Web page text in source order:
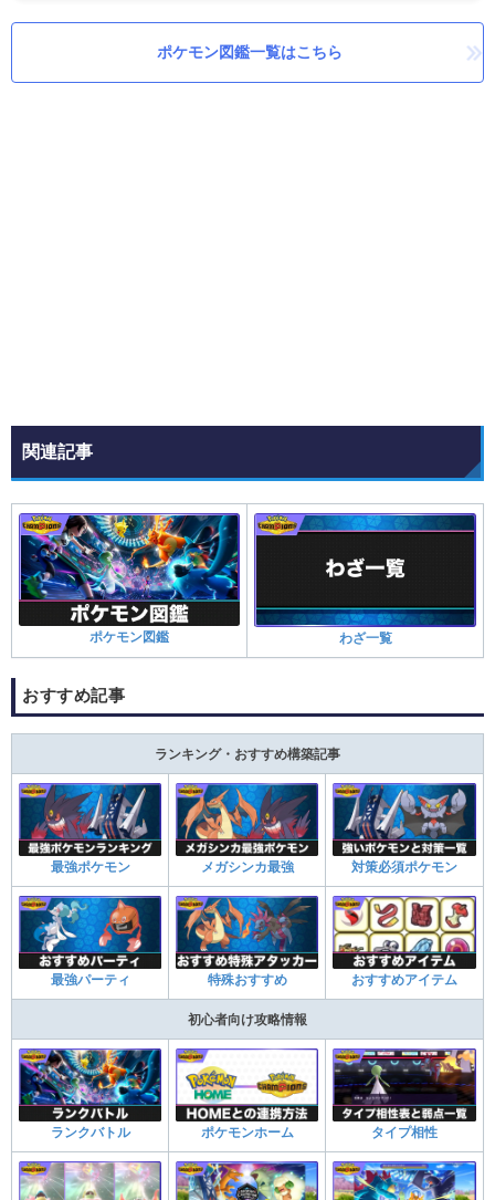
ポケモン図鑑一覧はこちら
関連記事
ポケモン図鑑 わざ一覧
おすすめ記事
ランキング・おすすめ構築記事
最強ポケモン メガシンカ最強 対策必須ポケモン
最強パーティ 特殊おすすめ おすすめアイテム
初心者向け攻略情報
ランクバトル ポケモンホーム タイプ相性